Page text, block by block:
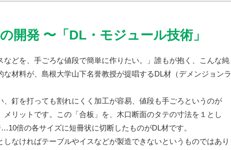
開発 〜「DL・モジュール技術」
などを、手ごろな値段で簡単に作りたい。」誰もが抱く、こんな純
な材料が、島根大学山下名誉教授が提唱するDL材（デメンジョンラ
、釘を打っても割れにくく加工が容易、値段も手ごろというのが
メリットです。この「合板」を、木口断面のタテの寸法を１とし
倍の各サイズに短冊状に切断したものがDL材です。
しなければテーブルやイスなどが製造できないというものではあり